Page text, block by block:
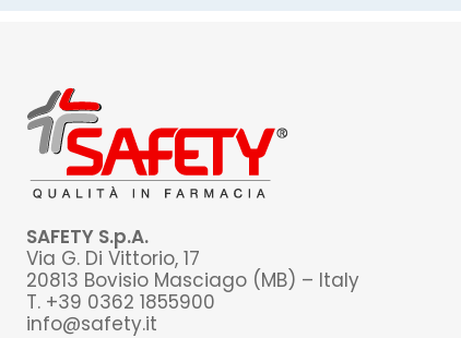
SAFETY S.p.A.
Via G. Di Vittorio, 17
20813 Bovisio Masciago (MB) – Italy
T. +39 0362 1855900
info@safety.it